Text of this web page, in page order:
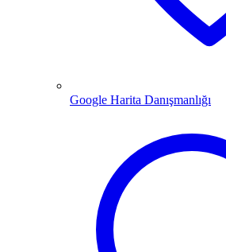
Google Harita Danışmanlığı